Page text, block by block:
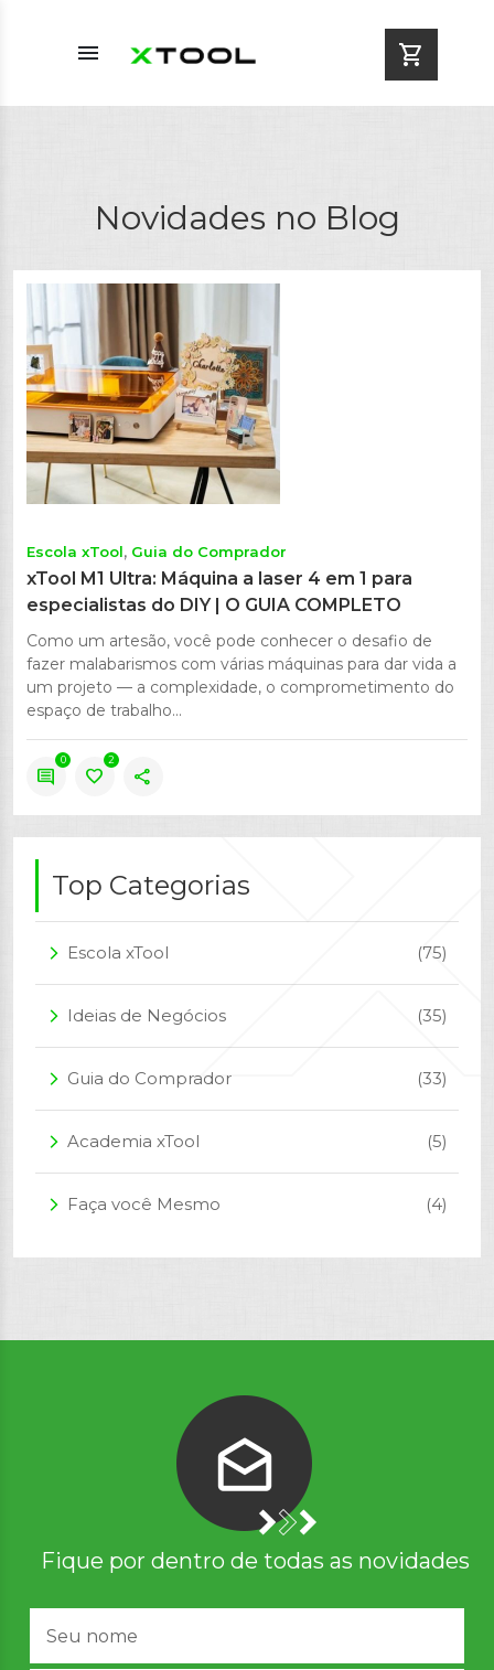
menu shopping_cart
Novidades no Blog
Escola xTool Guia do Comprador
xTool M1 Ultra: Máquina a laser 4 em 1 para
especialistas do DIY | O GUIA COMPLETO
Como um artesão, você pode conhecer o desafio de
fazer malabarismos com várias máquinas para dar vida a
um projeto — a complexidade, o comprometimento do
espaço de trabalho...
comment
0
favorite
2
share
Top Categorias
arrow_forward_ios Escola xTool (75)
arrow_forward_ios Ideias de Negócios (35)
arrow_forward_ios Guia do Comprador (33)
arrow_forward_ios Academia xTool (5)
arrow_forward_ios Faça você Mesmo (4)
Fique por dentro de todas as novidades